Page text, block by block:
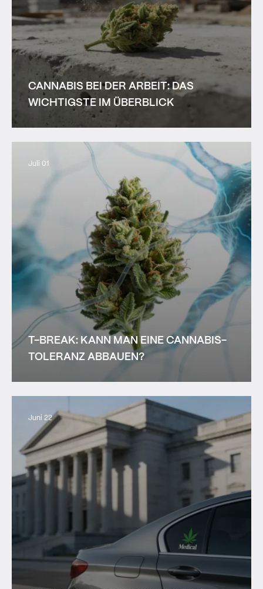
CANNABIS BEI DER ARBEIT: DAS
WICHTIGSTE IM ÜBERBLICK
T-BREAK: KANN MAN EINE CANNABIS-
TOLERANZ ABBAUEN?
Juli 01
Juni 22